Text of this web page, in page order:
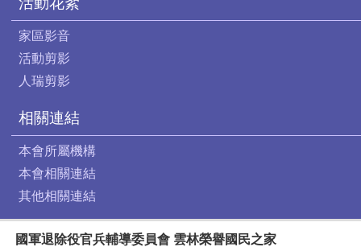
家區影音
活動剪影
人瑞剪影
相關連結
本會所屬機構
本會相關連結
其他相關連結
國軍退除役官兵輔導委員會 雲林榮譽國民之家